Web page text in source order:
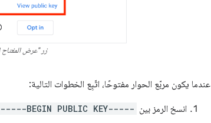
زر "عرض المفتاح
عندما يكون مربّع الحوار مفتوحًا، اتّبِع الخطوات التالية:
انسخ الرمز بين -----BEGIN PUBLIC KEY-----